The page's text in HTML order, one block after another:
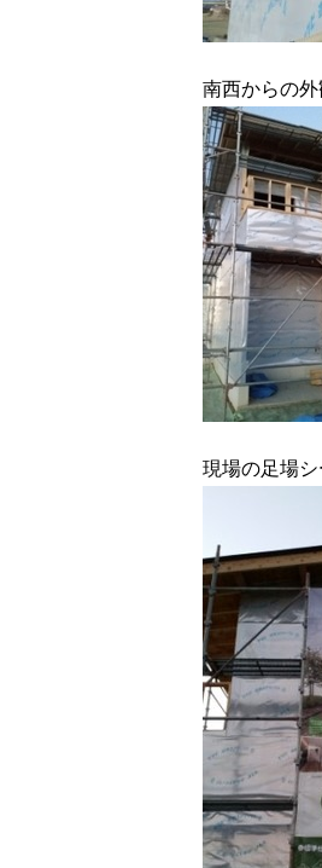
南西からの外
現場の足場